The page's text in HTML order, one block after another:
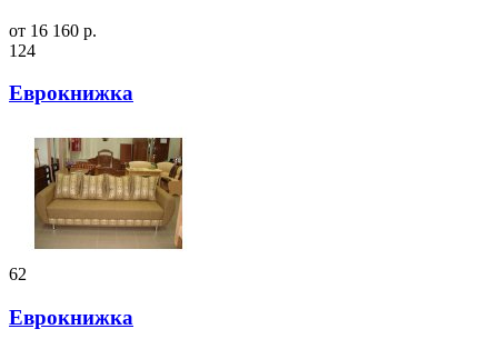
от 16 160 р.
124
Еврокнижка
62
Еврокнижка